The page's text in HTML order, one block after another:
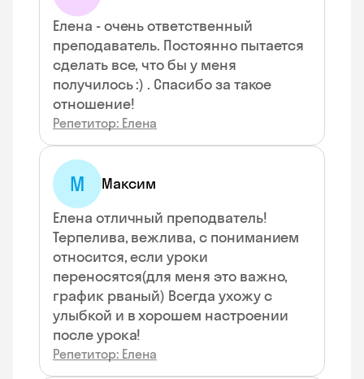
Елена - очень ответственный
преподаватель. Постоянно пытается
сделать все, что бы у меня
получилось :) . Спасибо за такое
отношение!
Репетитор: Елена
М
Максим
Елена отличный преподватель!
Терпелива, вежлива, с пониманием
относится, если уроки
переносятся(для меня это важно,
график рваный) Всегда ухожу с
улыбкой и в хорошем настроении
после урока!
Репетитор: Елена